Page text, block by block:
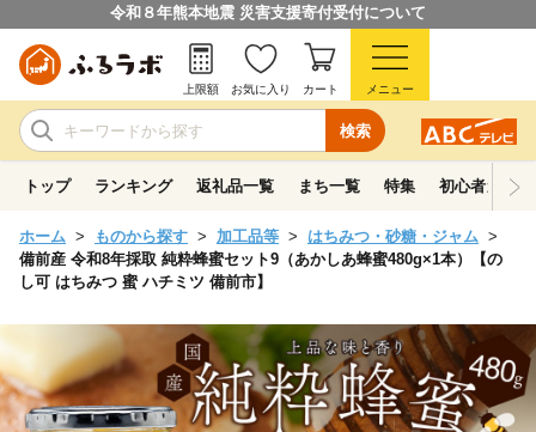
令和８年熊本地震 災害支援寄付受付について
検索
上限額 お気に入り カート メニュー
トップ ランキング 返礼品一覧 まち一覧 特集 初心者ガイド
ホーム ものから探す 加工品等
はちみつ・砂糖・ジャム
備前産 令和8年採取 純粋蜂蜜セット9（あかしあ蜂蜜480g×1本）【の
し可 はちみつ 蜜 ハチミツ 備前市】